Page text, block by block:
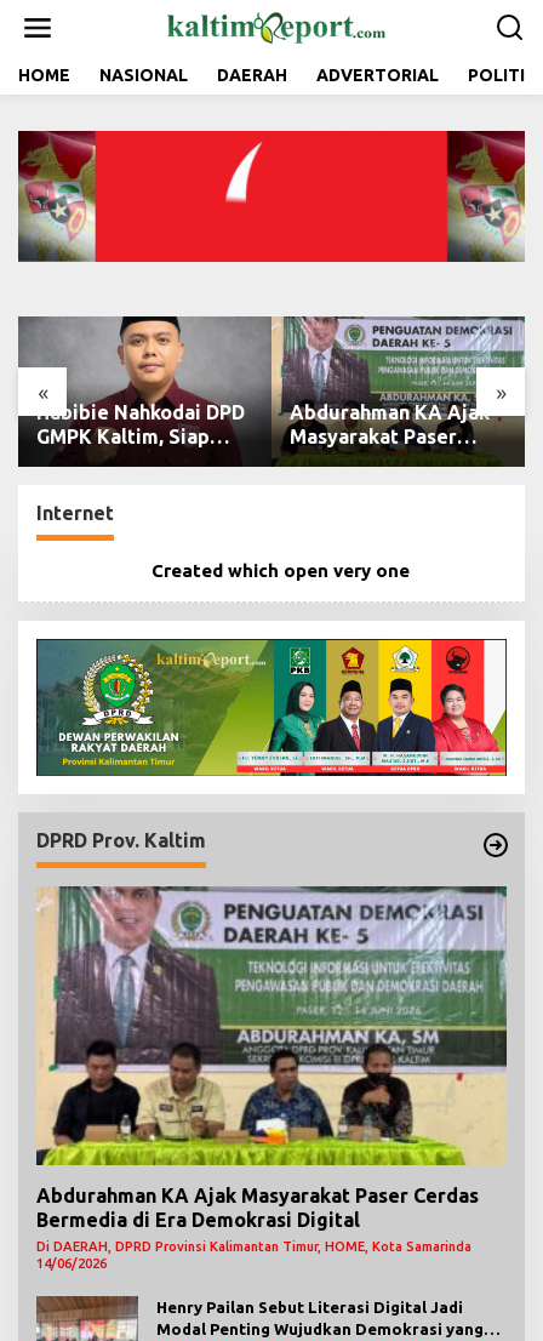
t
HOME NASIONAL DAERAH ADVERTORIAL POLITIK
« »
Habibie Nahkodai DPD
GMPK Kaltim, Siap
Perkuat Kaderisasi
Pemuda
Abdurahman KA Ajak
Masyarakat Paser
Cerdas Bermedia di
Internet
Created which open very one
DPRD Prov. Kaltim
Abdurahman KA Ajak Masyarakat Paser Cerdas
Bermedia di Era Demokrasi Digital
Di DAERAH, DPRD Provinsi Kalimantan Timur, HOME, Kota Samarinda
14/06/2026
Henry Pailan Sebut Literasi Digital Jadi
Modal Penting Wujudkan Demokrasi yang